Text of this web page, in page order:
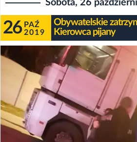
Sobota, 26
26 PAŹ
2019
Obywatelskie
Kierowca pijany